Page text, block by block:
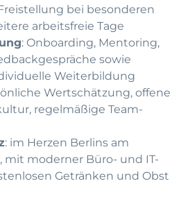
bei besonderen
arbeitsfreie Tage
: Onboarding, Mentoring,
sowie
Weiterbildung
Wertschätzung, offene
regelmäßige Team-
: im Herzen Berlins am
mit moderner Büro- und IT-
Getränken und Obst